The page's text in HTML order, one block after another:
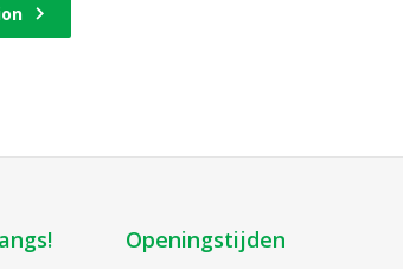
Openingstijden